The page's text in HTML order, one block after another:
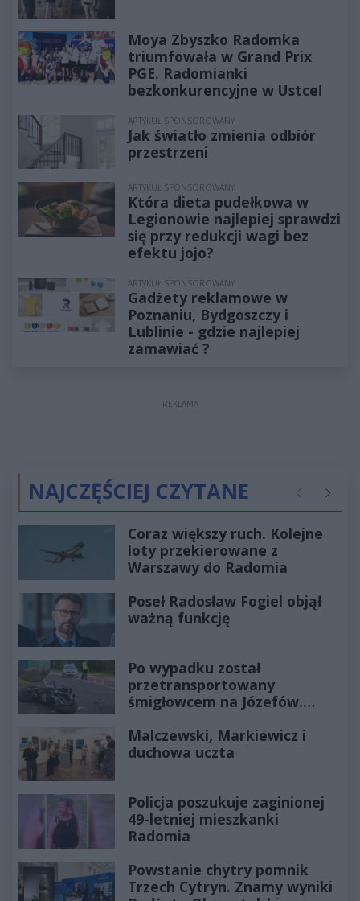
Moya Zbyszko Radomka
triumfowała w Grand Prix
PGE. Radomianki
bezkonkurencyjne w Ustce!
ARTYKUŁ SPONSOROWANY
Jak światło zmienia odbiór
przestrzeni
ARTYKUŁ SPONSOROWANY
Która dieta pudełkowa w
Legionowie najlepiej sprawdzi
się przy redukcji wagi bez
efektu jojo?
ARTYKUŁ SPONSOROWANY
Gadżety reklamowe w
Poznaniu, Bydgoszczy i
Lublinie - gdzie najlepiej
zamawiać ?
REKLAMA
NAJCZĘŚCIEJ CZYTANE Poprzednie
Coraz większy ruch. Kolejne
loty przekierowane z
Warszawy do Radomia
Poseł Radosław Fogiel objął
ważną funkcję
Po wypadku został
przetransportowany
śmigłowcem na Józefów.
Malczewski, Markiewicz i
duchowa uczta
Policja poszukuje zaginionej
49-letniej mieszkanki
Radomia
Powstanie chytry pomnik
Trzech Cytryn. Znamy wyniki